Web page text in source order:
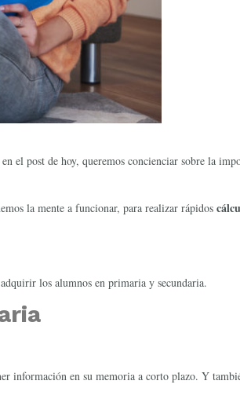
el post de hoy, queremos concienciar sobre la
la mente a funcionar, para realizar rápidos
los alumnos en primaria y secundaria.
información en su memoria a corto plazo. Y